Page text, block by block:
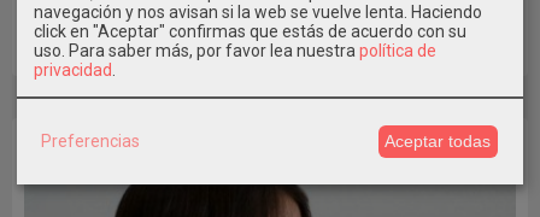
Pedir Información
-30 %
navegación y nos avisan si la web se vuelve lenta. Haciendo
click en "Aceptar" confirmas que estás de acuerdo con su
uso. Para saber más, por favor lea nuestra política de
privacidad
Preferencias Aceptar todas